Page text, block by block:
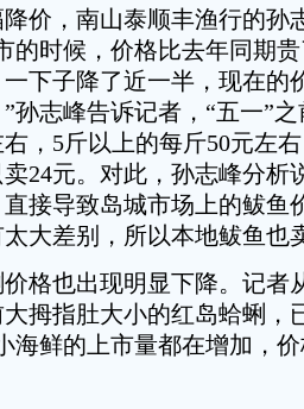
价，南山泰顺丰渔行的孙
的时候，价格比去年同期
下子降了近一半，现在的
孙志峰告诉记者，“五一”
，5斤以上的每斤50元左
卖24元。对此，孙志峰分析
接导致岛城市场上的鲅鱼
大差别，所以本地鲅鱼也
格也出现明显下降。记者
拇指肚大小的红岛蛤蜊，
海鲜的上市量都在增加，